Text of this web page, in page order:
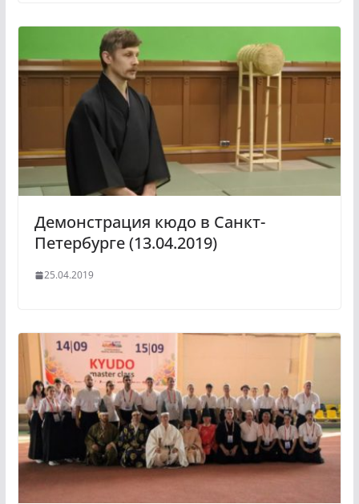
Демонстрация кюдо в Санкт-
Петербурге (13.04.2019)
25.04.2019